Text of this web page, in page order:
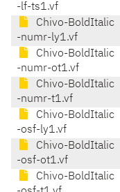
-lf-ts1.vf
Chivo-BoldItalic
-numr-ly1.vf
Chivo-BoldItalic
-numr-ot1.vf
Chivo-BoldItalic
-numr-t1.vf
Chivo-BoldItalic
-osf-ly1.vf
Chivo-BoldItalic
-osf-ot1.vf
Chivo-BoldItalic